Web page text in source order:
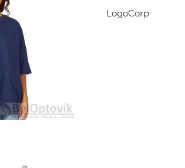
LogoCorp